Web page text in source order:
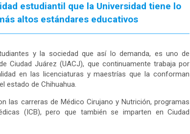
estudiantil que la Universidad tiene lo
altos estándares educativos
y la sociedad que así lo demanda, es uno de
Ciudad Juárez (UACJ), que continuamente trabaja por
en las licenciaturas y maestrías que la conforman
estado de Chihuahua.
las carreras de Médico Cirujano y Nutrición, programas
(ICB), pero que también se imparten en Ciudad